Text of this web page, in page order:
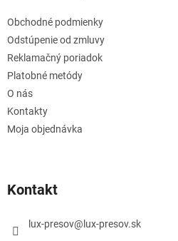
Obchodné podmienky
Odstúpenie od zmluvy
Reklamačný poriadok
Platobné metódy
O nás
Kontakty
Moja objednávka
Kontakt
lux-presov@ lux-presov.sk